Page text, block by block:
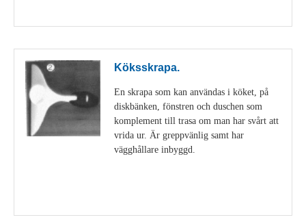
Köksskrapa.
En skrapa som kan användas i köket, på
diskbänken, fönstren och duschen som
komplement till trasa om man har svårt att
vrida ur. Är greppvänlig samt har
vägghållare inbyggd.